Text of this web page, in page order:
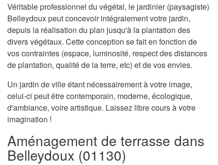
Véritable professionnel du végétal, le jardinier (paysagiste)
Belleydoux peut concevoir intégralement votre jardin,
depuis la réalisation du plan jusqu'à la plantation des
divers végétaux. Cette conception se fait en fonction de
vos contraintes (espace, luminosité, respect des distances
de plantation, qualité de la terre, etc) et de vos envies.
Un jardin de ville étant nécessairement à votre image,
celui-ci peut être contemporain, moderne, écologique,
d'ambiance, voire artistique. Laissez libre cours à votre
imagination !
Aménagement de terrasse dans
Belleydoux (01130)